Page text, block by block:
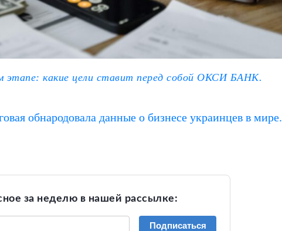
этапе: какие цели ставит перед собой ОКСИ БАНК.
обнародовала данные о бизнесе украинцев в мире.
за неделю в нашей рассылке:
Подписаться